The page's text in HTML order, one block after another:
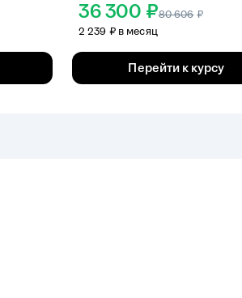
36 300 ₽80 606 ₽
2 239 ₽ в месяц
Перейти к курсу
скидки и промокоды от